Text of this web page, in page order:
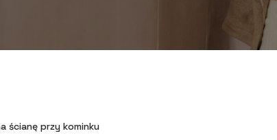
ścianę przy kominku